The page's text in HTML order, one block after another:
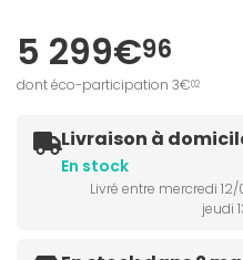
5 299€96
dont éco-participation 3€02
Livraison à
En stock
Livré entre mercredi
jeudi